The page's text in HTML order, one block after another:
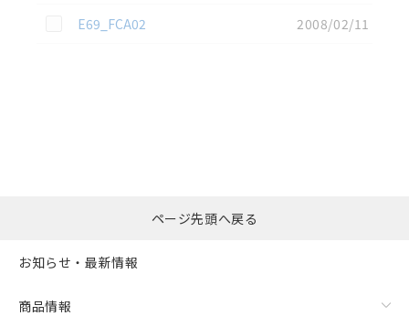
この資料を選択
E69_FCA02 2008/02/11
括ダウンロード
ページ先頭へ戻る
お知らせ・最新情報
商品情報